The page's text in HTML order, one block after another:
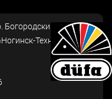
Богородский, г.
Технопарк»,